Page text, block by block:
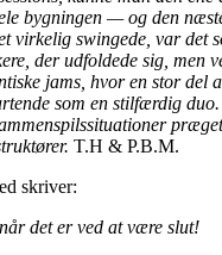
bygningen — og den
virkelig swingede, var det
der udfoldede sig, men
jams, hvor en stor del
som en stilfærdig
T.H & P.B.M.
skriver:
det er ved at være slut!